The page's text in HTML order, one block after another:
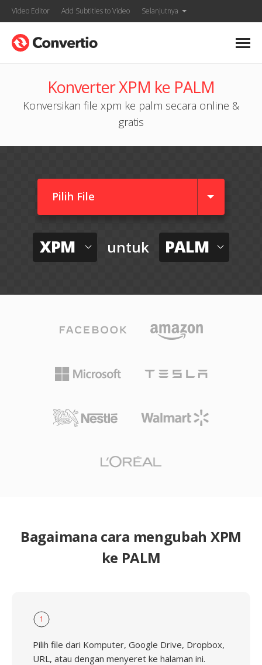
Video Editor Add Subtitles to Video Selanjutnya
Konverter XPM ke PALM
Konversikan file xpm ke palm secara online &
gratis
Pilih File
XPM untuk PALM
Bagaimana cara mengubah XPM
ke PALM
1
Pilih file dari Komputer, Google Drive, Dropbox,
URL, atau dengan menyeret ke halaman ini.